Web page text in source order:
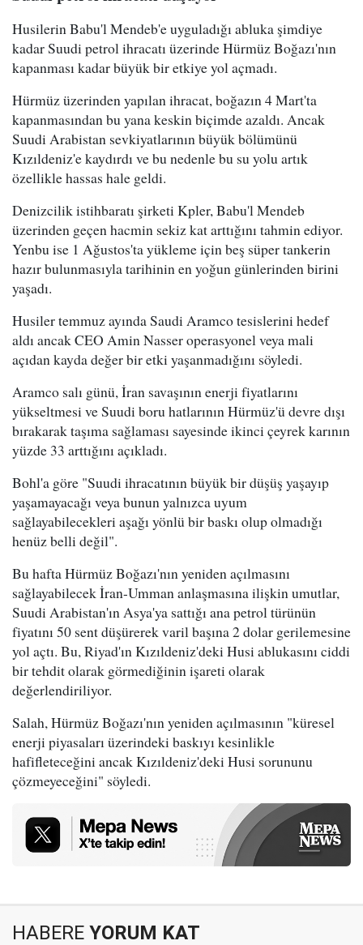
Husilerin Babu'l Mendeb'e uyguladığı abluka şimdiye
kadar Suudi petrol ihracatı üzerinde Hürmüz Boğazı'nın
kapanması kadar büyük bir etkiye yol açmadı.
Hürmüz üzerinden yapılan ihracat, boğazın 4 Mart'ta
kapanmasından bu yana keskin biçimde azaldı. Ancak
Suudi Arabistan sevkiyatlarının büyük bölümünü
Kızıldeniz'e kaydırdı ve bu nedenle bu su yolu artık
özellikle hassas hale geldi.
Denizcilik istihbaratı şirketi Kpler, Babu'l Mendeb
üzerinden geçen hacmin sekiz kat arttığını tahmin ediyor.
Yenbu ise 1 Ağustos'ta yükleme için beş süper tankerin
hazır bulunmasıyla tarihinin en yoğun günlerinden birini
yaşadı.
Husiler temmuz ayında Saudi Aramco tesislerini hedef
aldı ancak CEO Amin Nasser operasyonel veya mali
açıdan kayda değer bir etki yaşanmadığını söyledi.
Aramco salı günü, İran savaşının enerji fiyatlarını
yükseltmesi ve Suudi boru hatlarının Hürmüz'ü devre dışı
bırakarak taşıma sağlaması sayesinde ikinci çeyrek karının
yüzde 33 arttığını açıkladı.
Bohl'a göre "Suudi ihracatının büyük bir düşüş yaşayıp
yaşamayacağı veya bunun yalnızca uyum
sağlayabilecekleri aşağı yönlü bir baskı olup olmadığı
henüz belli değil".
Bu hafta Hürmüz Boğazı'nın yeniden açılmasını
sağlayabilecek İran-Umman anlaşmasına ilişkin umutlar,
Suudi Arabistan'ın Asya'ya sattığı ana petrol türünün
fiyatını 50 sent düşürerek varil başına 2 dolar gerilemesine
yol açtı. Bu, Riyad'ın Kızıldeniz'deki Husi ablukasını ciddi
bir tehdit olarak görmediğinin işareti olarak
değerlendiriliyor.
Salah, Hürmüz Boğazı'nın yeniden açılmasının "küresel
enerji piyasaları üzerindeki baskıyı kesinlikle
hafifleteceğini ancak Kızıldeniz'deki Husi sorununu
çözmeyeceğini" söyledi.
HABERE YORUM KAT